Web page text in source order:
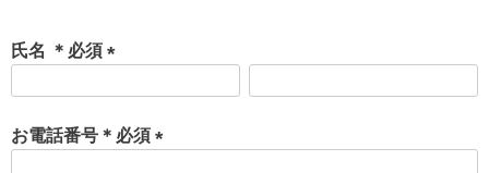
氏名 ＊必須
須
お電話番号＊必須